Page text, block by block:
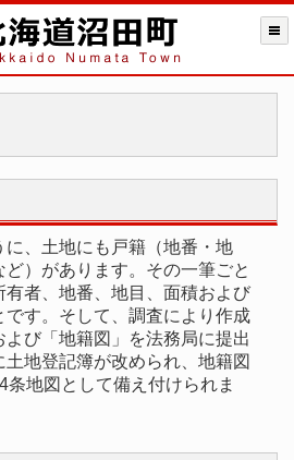
に、土地にも戸籍（地番・地
ど）があります。その一筆ごと
有者、地番、地目、面積および
です。そして、調査により作成
よび「地籍図」を法務局に提出
土地登記簿が改められ、地籍図
条地図として備え付けられま